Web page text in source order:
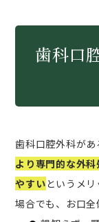
歯科口
歯科口腔外科があ
より専門的な外
やすいというメ
場合でも、お口全